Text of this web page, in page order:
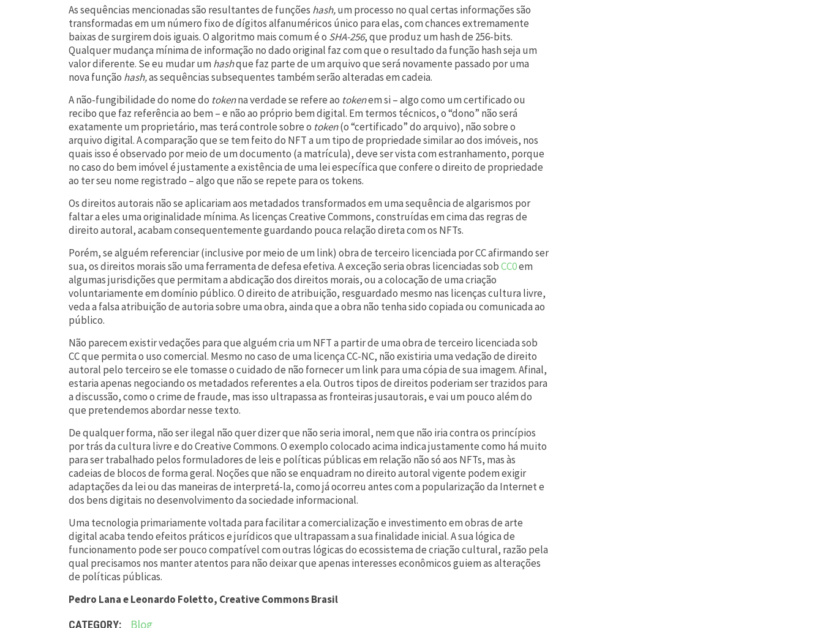
As sequências mencionadas são resultantes de funções hash,um processo no qual certas informações são
transformadas em um número fixo de dígitos alfanuméricos único para elas, com chances extremamente
baixas de surgirem dois iguais. O algoritmo mais comum é o SHA-256, que produz um hash de 256-bits.
Qualquer mudança mínima de informação no dado original faz com que o resultado da função hash seja um
valor diferente. Se eu mudar um hashque faz parte de um arquivo que será novamente passado por uma
nova função hash,as sequências subsequentes também serão alteradas em cadeia.
A não-fungibilidade do nome do tokenna verdade se refere ao tokenem si – algo como um certificado ou
recibo que faz referência ao bem – e não ao próprio bem digital. Em termos técnicos, o “dono” não será
exatamente um proprietário, mas terá controle sobre o token(o “certificado” do arquivo), não sobre o
arquivo digital. A comparação que se tem feito do NFT a um tipo de propriedade similar ao dos imóveis, nos
quais isso é observado por meio de um documento (a matrícula), deve ser vista com estranhamento, porque
no caso do bem imóvel é justamente a existência de uma lei específica que confere o direito de propriedade
ao ter seu nome registrado – algo que não se repete para os tokens.
Os direitos autorais não se aplicariam aos metadados transformados em uma sequência de algarismos por
faltar a eles uma originalidade mínima. As licenças Creative Commons, construídas em cima das regras de
direito autoral, acabam consequentemente guardando pouca relação direta com os NFTs.
Porém, se alguém referenciar (inclusive por meio de um link) obra de terceiro licenciada por CC afirmando ser
sua, os direitos morais são uma ferramenta de defesa efetiva. A exceção seria obras licenciadas sobCC0em
algumas jurisdições que permitam a abdicação dos direitos morais, ou a colocação de uma criação
voluntariamente em domínio público. O direito de atribuição, resguardado mesmo nas licenças cultura livre,
veda a falsa atribuição de autoria sobre uma obra, ainda que a obra não tenha sido copiada ou comunicada ao
público.
Não parecem existir vedações para que alguém cria um NFT a partir de uma obra de terceiro licenciada sob
CC que permita o uso comercial. Mesmo no caso de uma licença CC-NC, não existiria uma vedação de direito
autoral pelo terceiro se ele tomasse o cuidado de não fornecer um link para uma cópia de sua imagem. Afinal,
estaria apenas negociando os metadados referentes a ela. Outros tipos de direitos poderiam ser trazidos para
a discussão, como o crime de fraude, mas isso ultrapassa as fronteiras jusautorais, e vai um pouco além do
que pretendemos abordar nesse texto.
De qualquer forma, não ser ilegal não quer dizer que não seria imoral, nem que não iria contra os princípios
por trás da cultura livre e do Creative Commons. O exemplo colocado acima indica justamente como há muito
para ser trabalhado pelos formuladores de leis e políticas públicas em relação não só aos NFTs, mas às
cadeias de blocos de forma geral. Noções que não se enquadram no direito autoral vigente podem exigir
adaptações da lei ou das maneiras de interpretá-la, como já ocorreu antes com a popularização da Internet e
dos bens digitais no desenvolvimento da sociedade informacional.
Uma tecnologia primariamente voltada para facilitar a comercialização e investimento em obras de arte
digital acaba tendo efeitos práticos e jurídicos que ultrapassam a sua finalidade inicial. A sua lógica de
funcionamento pode ser pouco compatível com outras lógicas do ecossistema de criação cultural, razão pela
qual precisamos nos manter atentos para não deixar que apenas interesses econômicos guiem as alterações
de políticas públicas.
Pedro Lana e Leonardo Foletto, Creative Commons Brasil
CATEGORY: Blog